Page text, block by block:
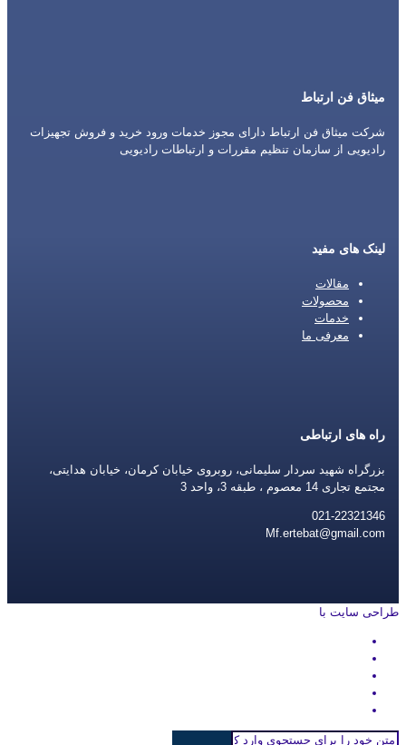
میثاق فن ارتباط
شرکت میثاق فن ارتباط دارای مجوز خدمات ورود خرید و فروش تجهیزات
رادیویی از سازمان تنظیم مقررات و ارتباطات رادیویی
لینک های مفید
مقالات
محصولات
خدمات
معرفی ما
راه های ارتباطی
بزرگراه شهید سردار سلیمانی، روبروی خیابان کرمان، خیابان هدایتی،
مجتمع تجاری 14 معصوم ، طبقه 3، واحد 3
021-22321346
Mf.ertebat@gmail.com
طراحی سایت با